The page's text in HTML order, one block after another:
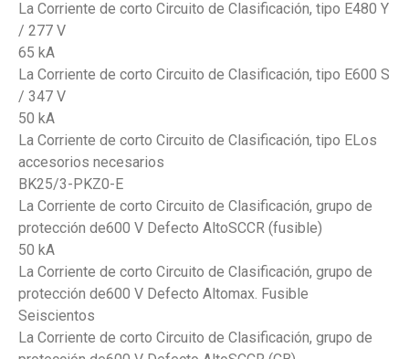
La Corriente de corto Circuito de Clasificación, tipo E480 Y
/ 277 V
65 kA
La Corriente de corto Circuito de Clasificación, tipo E600 S
/ 347 V
50 kA
La Corriente de corto Circuito de Clasificación, tipo ELos
accesorios necesarios
BK25/3-PKZ0-E
La Corriente de corto Circuito de Clasificación, grupo de
protección de600 V Defecto AltoSCCR (fusible)
50 kA
La Corriente de corto Circuito de Clasificación, grupo de
protección de600 V Defecto Altomax. Fusible
Seiscientos
La Corriente de corto Circuito de Clasificación, grupo de